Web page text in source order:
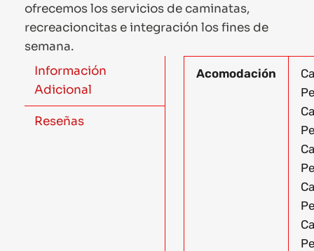
ofrecemos los servicios de caminatas,
recreacioncitas e integración los fines de
semana.
Información
Adicional
Reseñas
Acomodación